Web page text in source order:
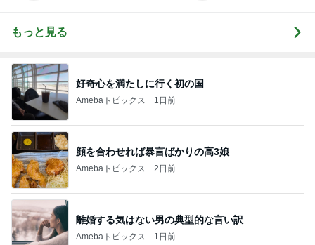
もっと見る
好奇心を満たしに行く初の国
Amebaトピックス 1日前
顔を合わせれば暴言ばかりの高3娘
Amebaトピックス 2日前
離婚する気はない男の典型的な言い訳
Amebaトピックス 1日前